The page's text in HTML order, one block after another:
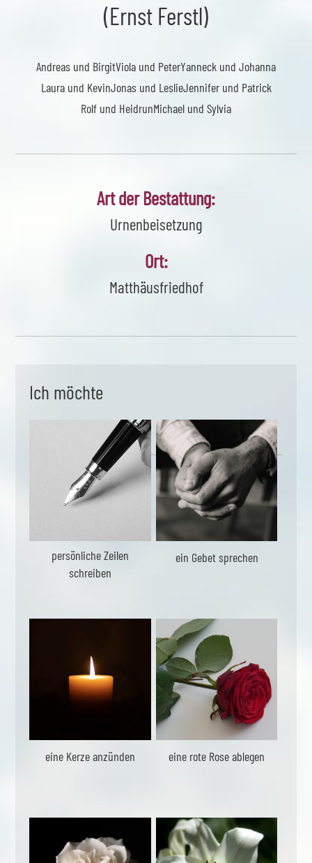
(Ernst Ferstl)
Andreas und BirgitViola und PeterYanneck und Johanna
Laura und KevinJonas und LeslieJennifer und Patrick
Rolf und HeidrunMichael und Sylvia
Art der Bestattung:
Urnenbeisetzung
Ort:
Matthäusfriedhof
Ich möchte
persönliche Zeilen
schreiben
ein Gebet sprechen
eine Kerze anzünden eine rote Rose ablegen